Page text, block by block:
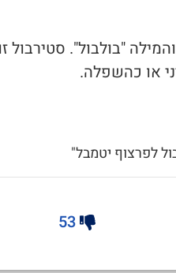
"בולבול". סטירבול
או כהשפלה.
לפרצוף יטמבל"
53